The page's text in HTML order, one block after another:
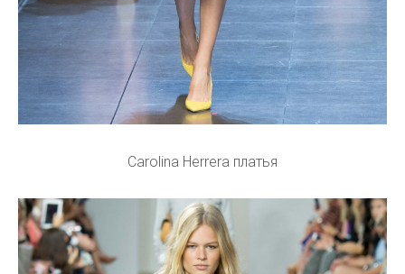
Carolina Herrera платья